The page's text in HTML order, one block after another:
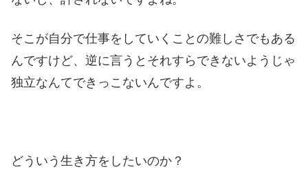
そこが自分で仕事をしていくことの難しさでもある
んですけど、逆に言うとそれすらできないようじゃ
独立なんてできっこないんですよ。
どういう生き方をしたいのか？